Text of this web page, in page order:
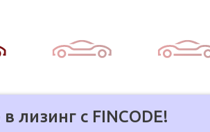
лизинг с FINCODE!